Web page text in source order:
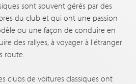
sont souvent gérés par des
du club et qui ont une passion
ou une façon de conduire en
des rallyes, à voyager à l'étranger
route.
clubs de voitures classiques ont